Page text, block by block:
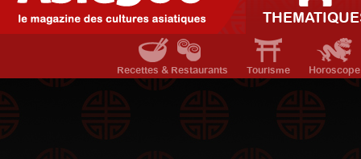
Recettes & Restaurants Tourisme Horoscope